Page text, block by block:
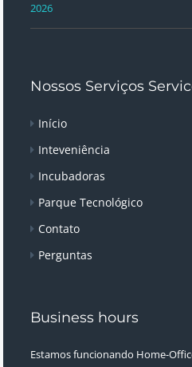
2026
Nossos Serviços
Início
Inteveniência
Incubadoras
Parque Tecnológico
Contato
Perguntas
Business hours
Estamos funcionando Home-